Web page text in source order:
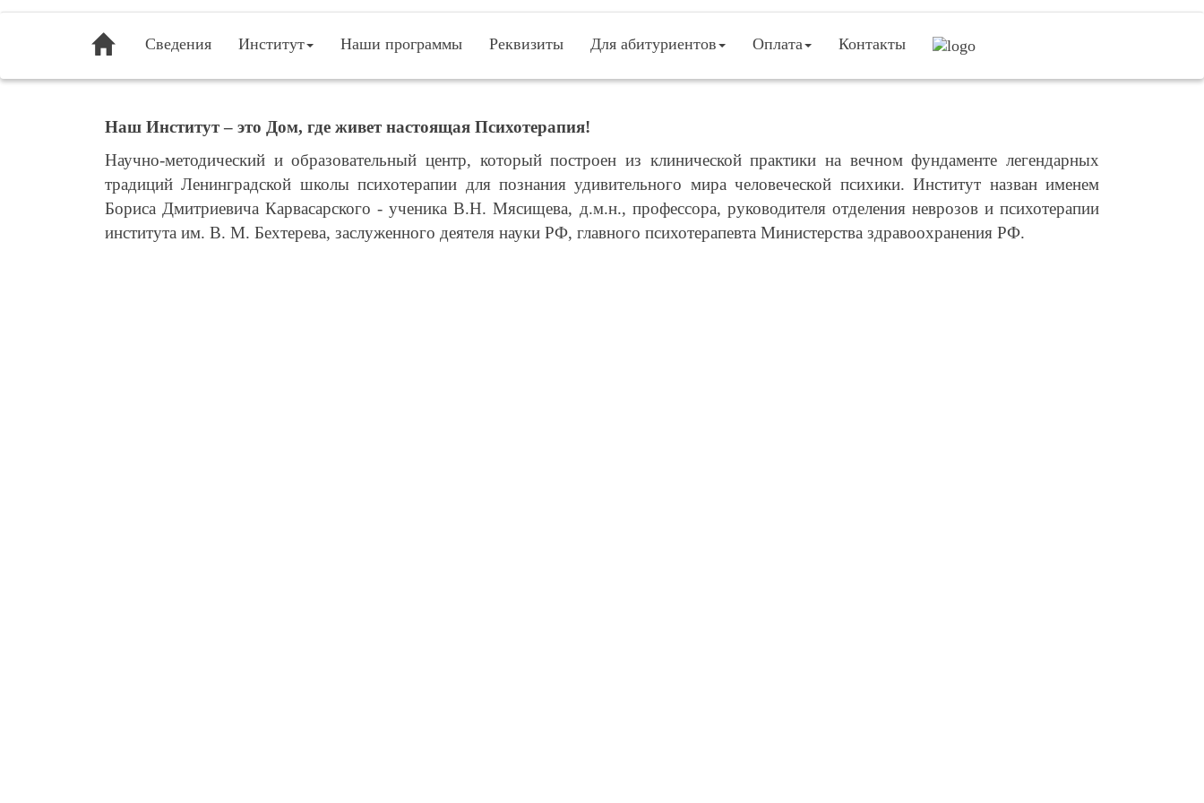
Сведения Институт Наши программы Реквизиты Для абитуриентов Оплата Контакты
Наш Институт – это Дом, где живет настоящая Психотерапия!
Научно-методический и образовательный центр, который построен из клинической практики на вечном фундаменте легендарных
традиций Ленинградской школы психотерапии для познания удивительного мира человеческой психики. Институт назван именем
Бориса Дмитриевича Карвасарского - ученика В.Н. Мясищева, д.м.н., профессора, руководителя отделения неврозов и психотерапии
института им. В. М. Бехтерева, заслуженного деятеля науки РФ, главного психотерапевта Министерства здравоохранения РФ.